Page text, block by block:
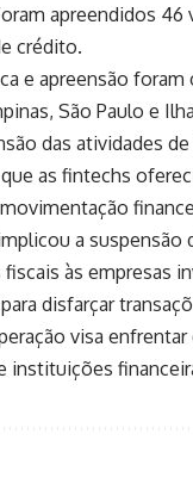
apreendidos
crédito.
e apreensão
São Paulo e
das atividades
as fintechs
a
às empresas
disfarçar
visa
instituições